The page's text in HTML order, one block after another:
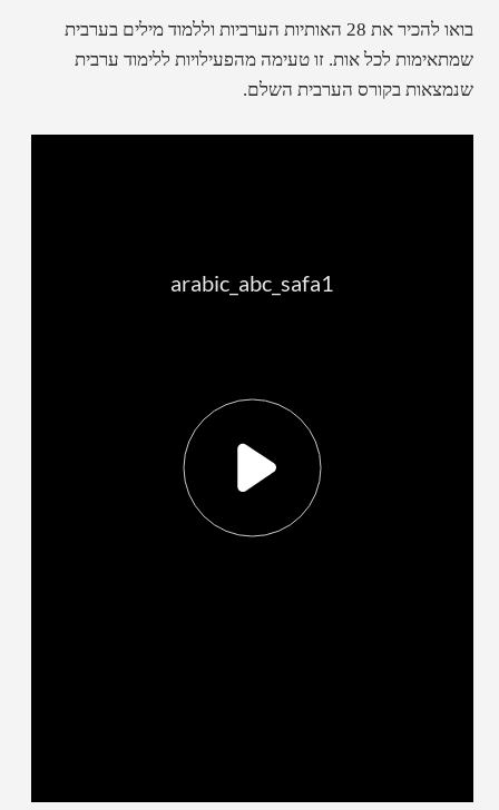
בואו להכיר את 28 האותיות הערביות וללמוד מילים בערבית
שמתאימות לכל אות. זו טעימה מהפעילויות ללימוד ערבית
שנמצאות בקורס הערבית השלם.